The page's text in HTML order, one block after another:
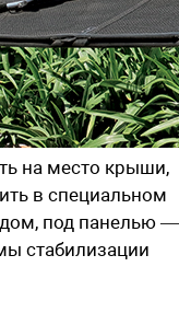
на место крыши,
в специальном
под панелью —
стабилизации